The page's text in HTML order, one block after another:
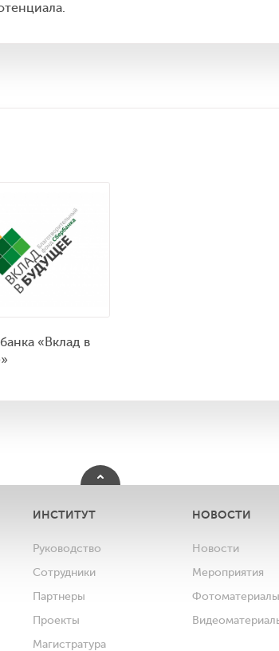
«Вклад в
ИНСТИТУТ
Руководство
Сотрудники
Партнеры
Проекты
Магистратура
НОВОСТИ
Новости
Мероприятия
Фотоматериалы